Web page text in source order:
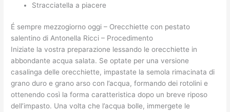
Stracciatella a piacere
É sempre mezzogiorno oggi – Orecchiette con pestato
salentino di Antonella Ricci – Procedimento
Iniziate la vostra preparazione lessando le orecchiette in
abbondante acqua salata. Se optate per una versione
casalinga delle orecchiette, impastate la semola rimacinata di
grano duro e grano arso con l’acqua, formando dei rotolini e
ottenendo così la forma caratteristica dopo un breve riposo
dell’impasto. Una volta che l’acqua bolle, immergete le